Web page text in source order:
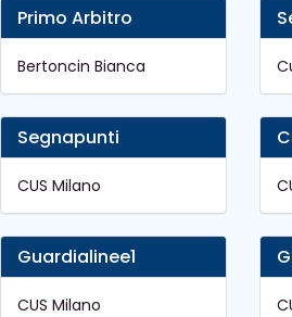
Primo Arbitro
Bertoncin Bianca
Segnapunti
CUS Milano
Guardialinee1
CUS Milano